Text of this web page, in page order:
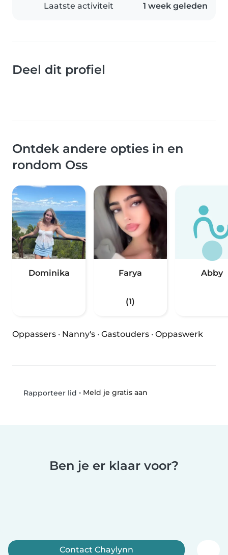
Laatste activiteit 1 week geleden
Deel dit profiel
Ontdek andere opties in en
rondom Oss
Dominika Farya
(1)
Abby
Oppassers · Nanny's · Gastouders · Oppaswerk
Rapporteer lid • Meld je gratis aan
Ben je er klaar voor?
Contact Chaylynn